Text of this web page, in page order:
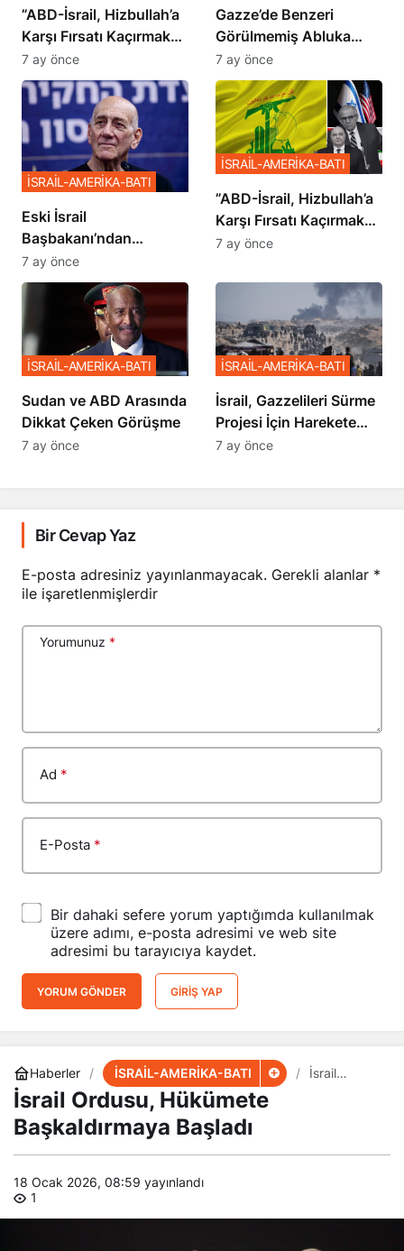
​​​​​​​”ABD-İsrail, Hizbullah’a
Karşı Fırsatı Kaçırmak
İstemiyor”
7 ay önce
​​​​​​​Gazze’de Benzeri
Görülmemiş Abluka
Planı
7 ay önce
Eski İsrail
Başbakanı’ndan
Netanyahu’ya Ağır
Sözler
İSRAİL-AMERİKA-BATI
7 ay önce
​​​​​​​”ABD-İsrail, Hizbullah’a
Karşı Fırsatı Kaçırmak
İstemiyor”
İSRAİL-AMERİKA-BATI
7 ay önce
Sudan ve ABD Arasında
Dikkat Çeken Görüşme
İSRAİL-AMERİKA-BATI
7 ay önce
İsrail, Gazzelileri Sürme
Projesi İçin Harekete
Geçti
İSRAİL-AMERİKA-BATI
7 ay önce
Bir Cevap Yaz
E-posta adresiniz yayınlanmayacak. Gerekli alanlar *
ile işaretlenmişlerdir
Yorumunuz *
Ad *
E-Posta *
Bir dahaki sefere yorum yaptığımda kullanılmak
üzere adımı, e-posta adresimi ve web site
adresimi bu tarayıcıya kaydet.
YORUM GÖNDER GIRIŞ YAP
Haberler İSRAİL-AMERİKA-BATI
İsrail
İsrail Ordusu, Hükümete
Başkaldırmaya Başladı
18 Ocak 2026, 08:59 yayınlandı
1